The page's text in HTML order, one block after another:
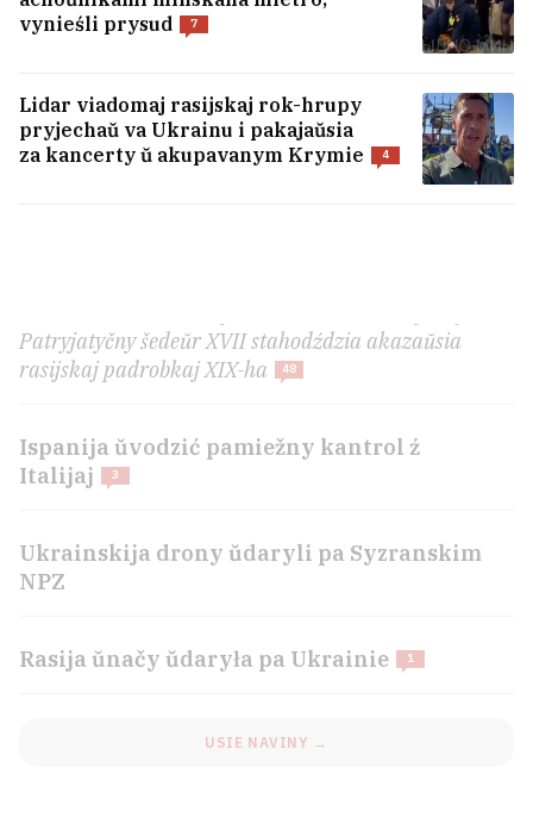
vynieśli prysud
7
Lidar viadomaj rasijskaj rok-hrupy
pryjechaŭ va Ukrainu i pakajaŭsia
za kancerty ŭ akupavanym Krymie
4
Patryjatyčny šedeŭr XVII stahodździa akazaŭsia
rasijskaj padrobkaj XIX-ha
48
Ispanija ŭvodzić pamiežny kantrol ź
Italijaj
3
Ukrainskija drony ŭdaryli pa Syzranskim
NPZ
Rasija ŭnačy ŭdaryła pa Ukrainie 1
USIE NAVINY →